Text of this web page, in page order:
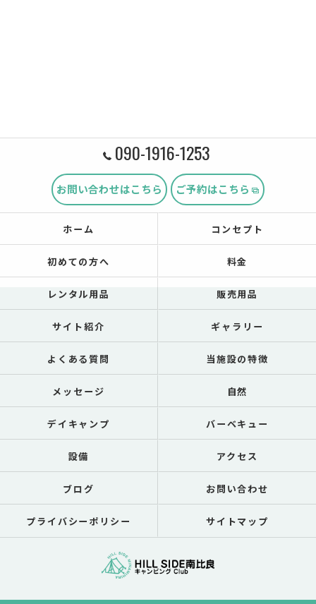
090-1916-1253
お問い合わせはこちら ご予約はこちら
ホーム コンセプト
初めての方へ 料金
レンタル用品 販売用品
サイト紹介 ギャラリー
よくある質問 当施設の特徴
メッセージ 自然
デイキャンプ バーベキュー
設備 アクセス
ブログ お問い合わせ
プライバシーポリシー サイトマップ